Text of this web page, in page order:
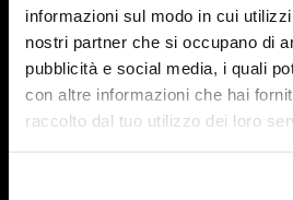
informazioni sul modo in cui
nostri partner che si occupano di
pubblicità e social media, i quali
con altre informazioni che hai
raccolto dal tuo utilizzo dei loro
Vous pouvez redémarrer à
d'accueil et cliquer sur l'un
menu.
Particulier
Distributeur